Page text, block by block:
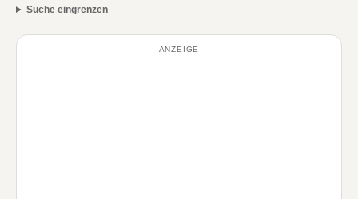
Suche eingrenzen
ANZEIGE